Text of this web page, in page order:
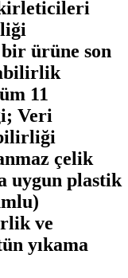
ürüne son
11
Veri
çelik
uygun plastik
ve
yıkama